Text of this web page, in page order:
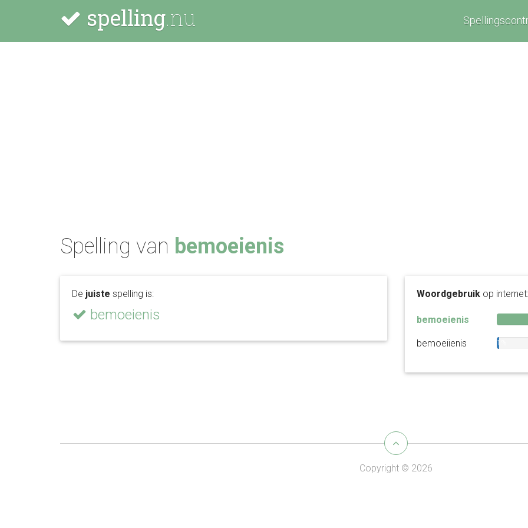
spelling.nu
Spelling van bemoeienis
De juiste spelling is:
bemoeienis
Woordgebruik op internet:
bemoeienis
bemoeiienis 1%
Copyright © 2026